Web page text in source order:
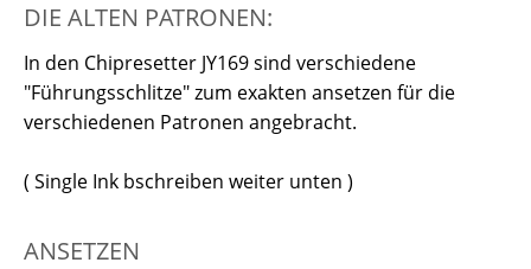
DIE ALTEN PATRONEN:
In den Chipresetter JY169 sind verschiedene
"Führungsschlitze" zum exakten ansetzen für die
verschiedenen Patronen angebracht.
( Single Ink bschreiben weiter unten )
ANSETZEN